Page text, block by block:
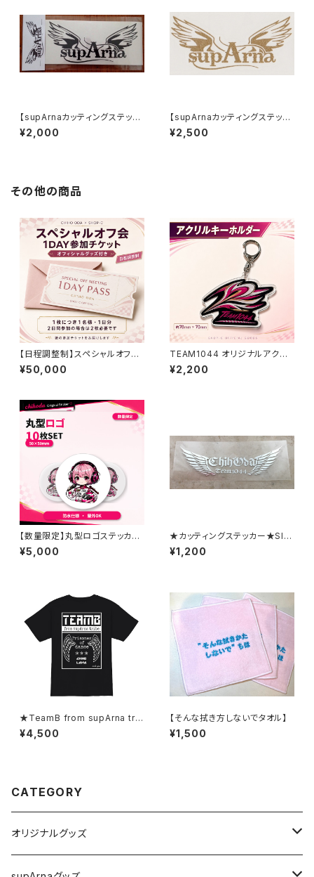
【supArnaカッティングステッカ
ー(黒)】
¥2,000
【supArnaカッティングステッカ
ー(ラメ)】
¥2,500
その他の商品
【日程調整制】スペシャルオフ会
1DAY参加チケット｜オフィシャ
ルグッズ付き
¥50,000
TEAM1044 オリジナルアクリ
ルキーホルダー｜約70mm×7
0mm
¥2,200
【数量限定】丸型ロゴステッカー
豪華10枚セット｜chihodaオリ
ジナル｜防水・屋外OK
¥5,000
★カッティングステッカー★SIL
VER小
¥1,200
★TeamB from supArna trib
e Tシャツ(単品)★全４色
¥4,500
【そんな拭き方しないでタオル】
¥1,500
CATEGORY
オリジナルグッズ